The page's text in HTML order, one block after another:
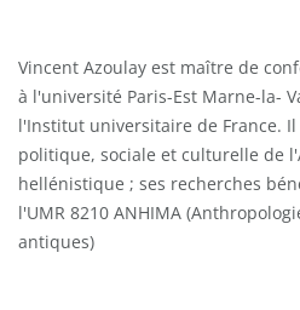
Vincent Azoulay est maître de
à l'université Paris-Est Marne-la-
l'Institut universitaire de France.
politique, sociale et culturelle de
hellénistique ; ses recherches
l'UMR 8210 ANHIMA
antiques)